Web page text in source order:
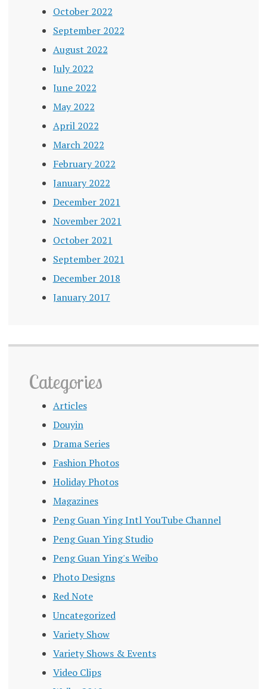
October 2022
September 2022
August 2022
July 2022
June 2022
May 2022
April 2022
March 2022
February 2022
January 2022
December 2021
November 2021
October 2021
September 2021
December 2018
January 2017
Categories
Articles
Douyin
Drama Series
Fashion Photos
Holiday Photos
Magazines
Peng Guan Ying Intl YouTube Channel
Peng Guan Ying Studio
Peng Guan Ying's Weibo
Photo Designs
Red Note
Uncategorized
Variety Show
Variety Shows & Events
Video Clips